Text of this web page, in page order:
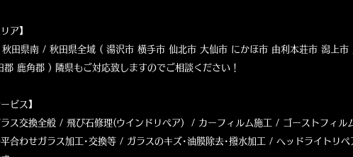
ア】
田県南 / 秋田県全域 ( 湯沢市 横手市 仙北市 大仙市 にかほ市 由利本荘市 潟上
郡 鹿角郡 ) 隣県もご対応致しますのでご相談ください！
ビス】
ラス交換全般 / 飛び石修理(ウインドリペア) / カーフィルム施工 / ゴーストフィル
合わせガラス加工･交換等 / ガラスのキズ･油膜除去･撥水加工 / ヘッドライトリペ